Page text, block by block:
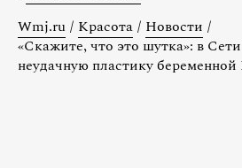
Wmj.ru / Красота / Новости /
«Скажите, что это шутка»: в
неудачную пластику